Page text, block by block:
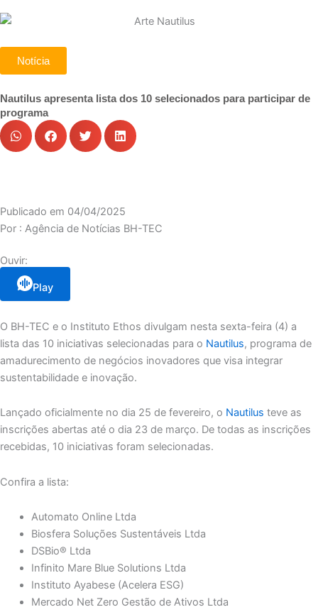
Notícia
Nautilus apresenta lista dos 10 selecionados para participar de
programa
Publicado em 04/04/2025
Por : Agência de Notícias BH-TEC
Ouvir:
Play
O BH-TEC e o Instituto Ethos divulgam nesta sexta-feira (4) a
lista das 10 iniciativas selecionadas para o Nautilus, programa de
amadurecimento de negócios inovadores que visa integrar
sustentabilidade e inovação.
Lançado oficialmente no dia 25 de fevereiro, o Nautilus teve as
inscrições abertas até o dia 23 de março. De todas as inscrições
recebidas, 10 iniciativas foram selecionadas.
Confira a lista:
Automato Online Ltda
Biosfera Soluções Sustentáveis Ltda
DSBio® Ltda
Infinito Mare Blue Solutions Ltda
Instituto Ayabese (Acelera ESG)
Mercado Net Zero Gestão de Ativos Ltda